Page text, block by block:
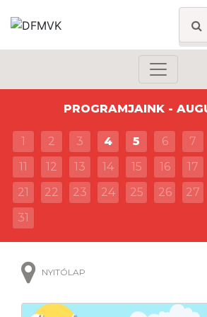
PROGRAMJAINK -
1 2 3 4 5 6 7
11
12 13 14 15 16 17
21
22 23 24 25 26 27
31
NYITÓLAP